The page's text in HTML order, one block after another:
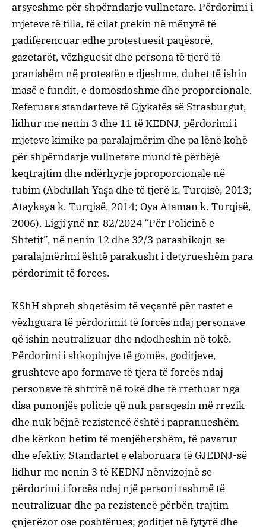
arsyeshme për shpërndarje vullnetare. Përdorimi i
mjeteve të tilla, të cilat prekin në mënyrë të
padiferencuar edhe protestuesit paqësorë,
gazetarët, vëzhguesit dhe persona të tjerë të
pranishëm në protestën e djeshme, duhet të ishin
masë e fundit, e domosdoshme dhe proporcionale.
Referuara standarteve të Gjykatës së Strasburgut,
lidhur me nenin 3 dhe 11 të KEDNJ, përdorimi i
mjeteve kimike pa paralajmërim dhe pa lënë kohë
për shpërndarje vullnetare mund të përbëjë
keqtrajtim dhe ndërhyrje joproporcionale në
tubim (Abdullah Yaşa dhe të tjerë k. Turqisë, 2013;
Ataykaya k. Turqisë, 2014; Oya Ataman k. Turqisë,
2006). Ligji ynë nr. 82/2024 “Për Policinë e
Shtetit”, në nenin 12 dhe 32/3 parashikojn se
paralajmërimi është parakusht i detyrueshëm para
përdorimit të forces.
KShH shpreh shqetësim të veçantë për rastet e
vëzhguara të përdorimit të forcës ndaj personave
që ishin neutralizuar dhe ndodheshin në tokë.
Përdorimi i shkopinjve të gomës, goditjeve,
grushteve apo formave të tjera të forcës ndaj
personave të shtrirë në tokë dhe të rrethuar nga
disa punonjës policie që nuk paraqesin më rrezik
dhe nuk bëjnë rezistencë është i papranueshëm
dhe kërkon hetim të menjëhershëm, të pavarur
dhe efektiv. Standartet e elaboruara të GJEDNJ-së
lidhur me nenin 3 të KEDNJ nënvizojnë se
përdorimi i forcës ndaj një personi tashmë të
neutralizuar dhe pa rezistencë përbën trajtim
çnjerëzor ose poshtërues; goditjet në fytyrë dhe